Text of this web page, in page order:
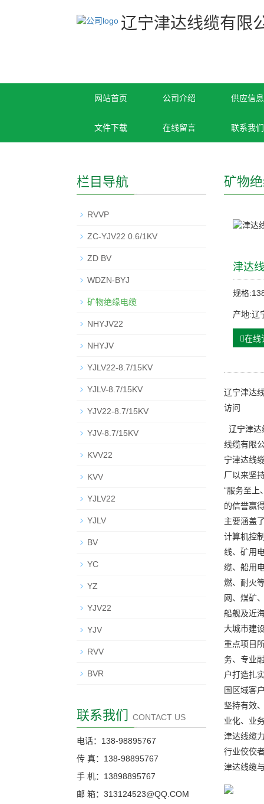
辽宁津达线缆有限
网站首页 公司介绍 供应信息
文件下载 在线留言 联系我们
矿物
津达
规格
产地:辽
在线
辽宁津达
访问
辽宁津达
线缆有限
宁津达线
厂以来坚
“服务至上
的信誉赢
主要涵盖
计算机控
线、矿用
缆、船用
燃、耐火
网、煤矿
船舰及近
大城市建
重点项目
务、专业
户打造扎
国区域客
坚持有效
业化、业
津达线缆
行业佼佼
津达线缆
栏目导航
RVVP
ZC-YJV22 0.6/1KV
ZD BV
WDZN-BYJ
矿物绝缘电缆
NHYJV22
NHYJV
YJLV22-8.7/15KV
YJLV-8.7/15KV
YJV22-8.7/15KV
YJV-8.7/15KV
KVV22
KVV
YJLV22
YJLV
BV
YC
YZ
YJV22
YJV
RVV
BVR
联系我们 CONTACT US
电话：138-98895767
传 真：138-98895767
手 机：13898895767
邮 箱：313124523@QQ.COM